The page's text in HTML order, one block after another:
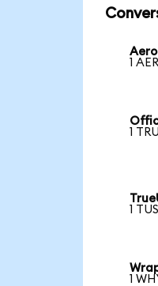
1
1
1
1